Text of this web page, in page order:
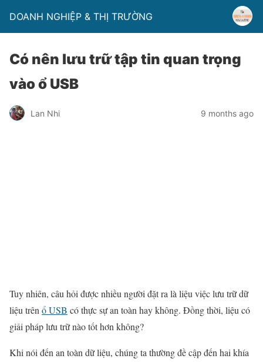
DOANH NGHIỆP & THỊ TRƯỜNG
Có nên lưu trữ tập tin quan trọng
vào ổ USB
Lan Nhi 9 months ago
Tuy nhiên, câu hỏi được nhiều người đặt ra là liệu việc lưu trữ dữ
liệu trên ổ USB có thực sự an toàn hay không. Đồng thời, liệu có
giải pháp lưu trữ nào tốt hơn không?
Khi nói đến an toàn dữ liệu, chúng ta thường đề cập đến hai khía